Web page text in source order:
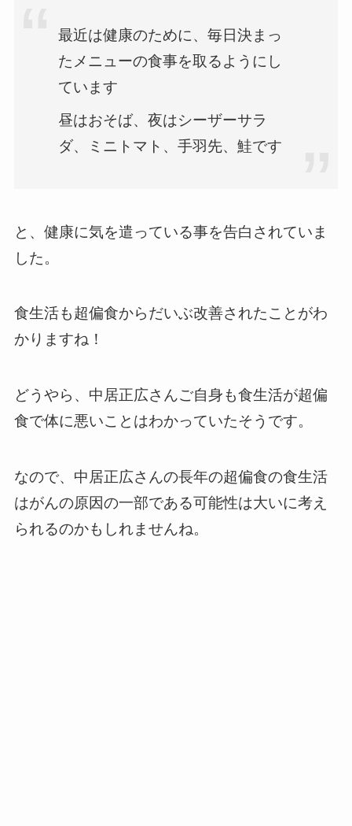
最近は健康のために、毎日決まっ
たメニューの食事を取るようにし
ています
昼はおそば、夜はシーザーサラ
ダ、ミニトマト、手羽先、鮭です
と、健康に気を遣っている事を告白されていま
した。
食生活も超偏食からだいぶ改善されたことがわ
かりますね！
どうやら、中居正広さんご自身も食生活が超偏
食で体に悪いことはわかっていたそうです。
なので、中居正広さんの長年の超偏食の食生活
はがんの原因の一部である可能性は大いに考え
られるのかもしれませんね。